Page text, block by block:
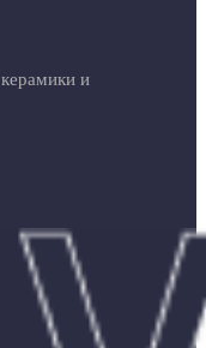
и